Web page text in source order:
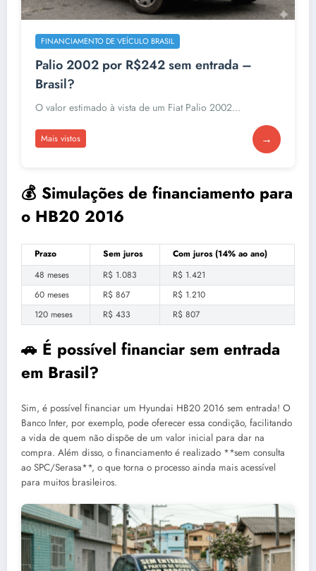
FINANCIAMENTO DE VEÍCULO BRASIL
Palio 2002 por R$242 sem entrada –
Brasil?
O valor estimado à vista de um Fiat Palio 2002...
Mais vistos →
💰 Simulações de financiamento para
o HB20 2016
Prazo Sem juros
Com juros (14% ao ano)
48 meses
R$ 1.083
R$ 1.421
60 meses
R$ 867
R$ 1.210
120 meses
R$ 433 R$ 807
🚗 É possível financiar sem entrada
em Brasil?
Sim, é possível financiar um Hyundai HB20 2016 sem entrada! O
Banco Inter, por exemplo, pode oferecer essa condição, facilitando
a vida de quem não dispõe de um valor inicial para dar na
compra. Além disso, o financiamento é realizado **sem consulta
ao SPC/Serasa**, o que torna o processo ainda mais acessível
para muitos brasileiros.